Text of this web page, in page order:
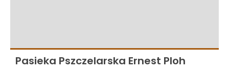
Pasieka Pszczelarska Ernest Ploh